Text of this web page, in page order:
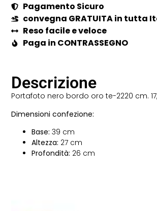
Pagamento Sicuro
convegna GRATUITA in tutta
Reso facile e veloce
Paga in CONTRASSEGNO
Descrizione
Portafoto nero bordo oro te-2220 cm.
Dimensioni confezione:
Base: 39 cm
Altezza: 27 cm
Profondità: 26 cm